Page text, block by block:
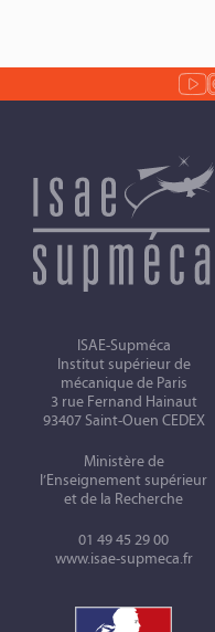
ISAE-Supméca
Institut supérieur de
mécanique de Paris
3 rue Fernand Hainaut
93407 Saint-Ouen CEDEX
Ministère de
l’Enseignement supérieur
et de la Recherche
01 49 45 29 00
www.isae-supmeca.fr